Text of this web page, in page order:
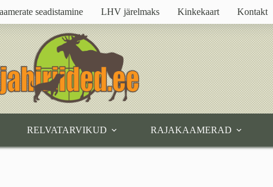
seadistamine LHV järelmaks Kinkekaart Kontakt
RELVATARVIKUD RAJAKAAMERAD